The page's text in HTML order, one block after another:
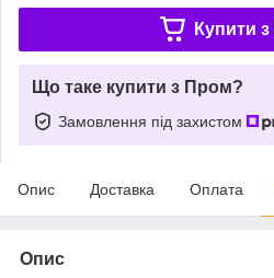
Купити з
Що таке купити з Пром?
Замовлення під захистом
Опис Доставка Оплата
Опис